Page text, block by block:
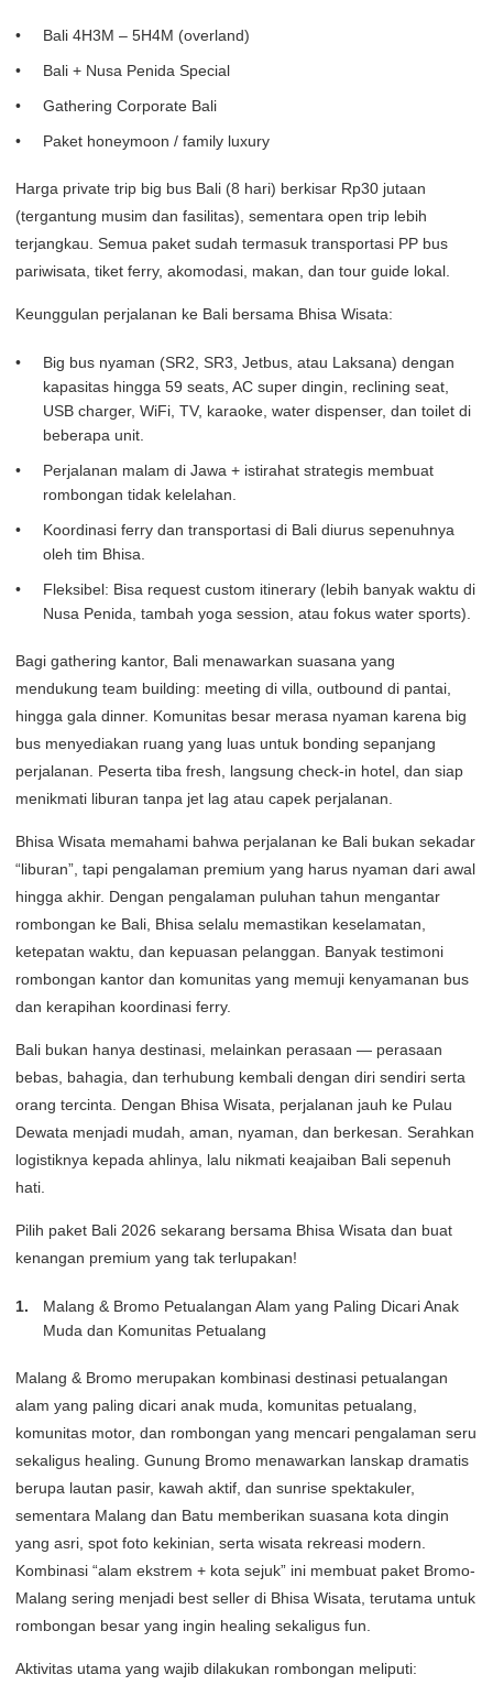
Bali 4H3M – 5H4M (overland)
Bali + Nusa Penida Special
Gathering Corporate Bali
Paket honeymoon / family luxury
Harga private trip big bus Bali (8 hari) berkisar Rp30 jutaan
(tergantung musim dan fasilitas), sementara open trip lebih
terjangkau. Semua paket sudah termasuk transportasi PP bus
pariwisata, tiket ferry, akomodasi, makan, dan tour guide lokal.
Keunggulan perjalanan ke Bali bersama Bhisa Wisata:
Big bus nyaman (SR2, SR3, Jetbus, atau Laksana) dengan
kapasitas hingga 59 seats, AC super dingin, reclining seat,
USB charger, WiFi, TV, karaoke, water dispenser, dan toilet di
beberapa unit.
Perjalanan malam di Jawa + istirahat strategis membuat
rombongan tidak kelelahan.
Koordinasi ferry dan transportasi di Bali diurus sepenuhnya
oleh tim Bhisa.
Fleksibel: Bisa request custom itinerary (lebih banyak waktu di
Nusa Penida, tambah yoga session, atau fokus water sports).
Bagi gathering kantor, Bali menawarkan suasana yang
mendukung team building: meeting di villa, outbound di pantai,
hingga gala dinner. Komunitas besar merasa nyaman karena big
bus menyediakan ruang yang luas untuk bonding sepanjang
perjalanan. Peserta tiba fresh, langsung check-in hotel, dan siap
menikmati liburan tanpa jet lag atau capek perjalanan.
Bhisa Wisata memahami bahwa perjalanan ke Bali bukan sekadar
“liburan”, tapi pengalaman premium yang harus nyaman dari awal
hingga akhir. Dengan pengalaman puluhan tahun mengantar
rombongan ke Bali, Bhisa selalu memastikan keselamatan,
ketepatan waktu, dan kepuasan pelanggan. Banyak testimoni
rombongan kantor dan komunitas yang memuji kenyamanan bus
dan kerapihan koordinasi ferry.
Bali bukan hanya destinasi, melainkan perasaan — perasaan
bebas, bahagia, dan terhubung kembali dengan diri sendiri serta
orang tercinta. Dengan Bhisa Wisata, perjalanan jauh ke Pulau
Dewata menjadi mudah, aman, nyaman, dan berkesan. Serahkan
logistiknya kepada ahlinya, lalu nikmati keajaiban Bali sepenuh
hati.
Pilih paket Bali 2026 sekarang bersama Bhisa Wisata dan buat
kenangan premium yang tak terlupakan!
Malang & Bromo Petualangan Alam yang Paling Dicari Anak
Muda dan Komunitas Petualang
Malang & Bromo merupakan kombinasi destinasi petualangan
alam yang paling dicari anak muda, komunitas petualang,
komunitas motor, dan rombongan yang mencari pengalaman seru
sekaligus healing. Gunung Bromo menawarkan lanskap dramatis
berupa lautan pasir, kawah aktif, dan sunrise spektakuler,
sementara Malang dan Batu memberikan suasana kota dingin
yang asri, spot foto kekinian, serta wisata rekreasi modern.
Kombinasi “alam ekstrem + kota sejuk” ini membuat paket Bromo-
Malang sering menjadi best seller di Bhisa Wisata, terutama untuk
rombongan besar yang ingin healing sekaligus fun.
Aktivitas utama yang wajib dilakukan rombongan meliputi: